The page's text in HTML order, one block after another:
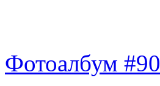
Фотоалбум #90